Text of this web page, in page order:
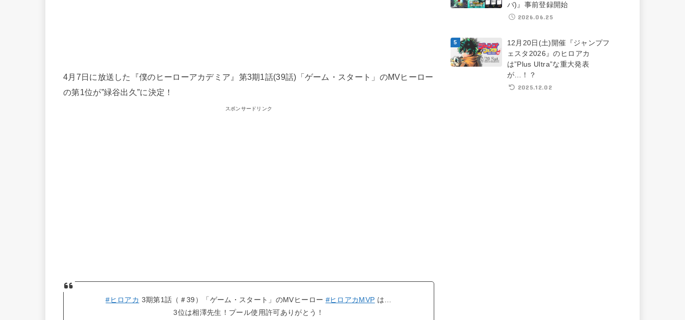
4月7日に放送した『僕のヒーローアカデミア』第3期1話(39話)「ゲーム・スタート」のMVヒーロー
の第1位が”緑谷出久”に決定！
スポンサードリンク
#ヒロアカ 3期第1話（＃39）「ゲーム・スタート」のMVヒーロー #ヒロアカMVP は…
3位は相澤先生！プール使用許可ありがとう！
バ)』事前登録開始
2026.06.25
12月20日(土)開催『ジャンプフ
ェスタ2026』のヒロアカ
は”Plus Ultra”な重大発表
が…！？
2025.12.02